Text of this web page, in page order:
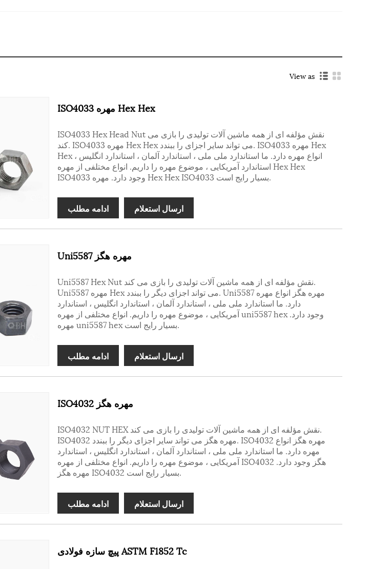
View as
ISO4033 مهره Hex Hex
ISO4033 Hex Head Nut نقش مؤلفه ای از همه ماشین آلات تولیدی را بازی می
کند. ISO4033 مهره Hex Hex می تواند سایر اجزای را ببندد. ISO4033 مهره Hex
Hex انواع مهره دارد. ما استاندارد ملی ملی ، استاندارد آلمان ، استاندارد انگلیس ،
استاندارد آمریکایی ، موضوع مهره را داریم. انواع مختلفی از مهره Hex Hex
ISO4033 وجود دارد. مهره Hex Hex ISO4033 بسیار رایج است.
ادامه مطلب ارسال استعلام
Uni5587 مهره هگز
Uni5587 Hex Nut نقش مؤلفه ای از همه ماشین آلات تولیدی را بازی می کند.
Uni5587 مهره Hex می تواند اجزای دیگر را ببندد. Uni5587 مهره هگز انواع مهره
دارد. ما استاندارد ملی ملی ، استاندارد آلمان ، استاندارد انگلیس ، استاندارد
آمریکایی ، موضوع مهره را داریم. انواع مختلفی از مهره uni5587 hex وجود دارد.
مهره uni5587 hex بسیار رایج است.
ادامه مطلب ارسال استعلام
ISO4032 مهره هگز
ISO4032 NUT HEX نقش مؤلفه ای از همه ماشین آلات تولیدی را بازی می کند.
ISO4032 مهره هگز می تواند سایر اجزای دیگر را ببندد. ISO4032 مهره هگز انواع
مهره دارد. ما استاندارد ملی ملی ، استاندارد آلمان ، استاندارد انگلیس ، استاندارد
آمریکایی ، موضوع مهره را داریم. انواع مختلفی از مهره ISO4032 هگز وجود دارد.
مهره هگز ISO4032 بسیار رایج است.
ادامه مطلب ارسال استعلام
پیچ سازه فولادی ASTM F1852 Tc